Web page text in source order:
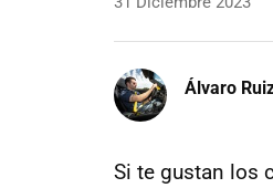
Álvaro
Si te gustan los